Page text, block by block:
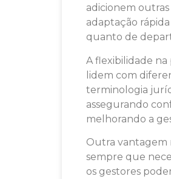
adicionem
adaptação
quanto de
A flexibilidade
lidem com
terminologia
assegurando
melhorando a
Outra vantagem
sempre que
os gestores